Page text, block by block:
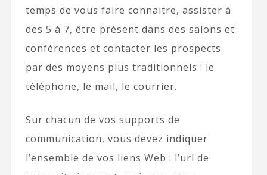
temps de vous faire connaitre, assister à
des 5 à 7, être présent dans des salons et
conférences et contacter les prospects
par des moyens plus traditionnels : le
téléphone, le mail, le courrier.
Sur chacun de vos supports de
communication, vous devez indiquer
l’ensemble de vos liens Web : l’url de